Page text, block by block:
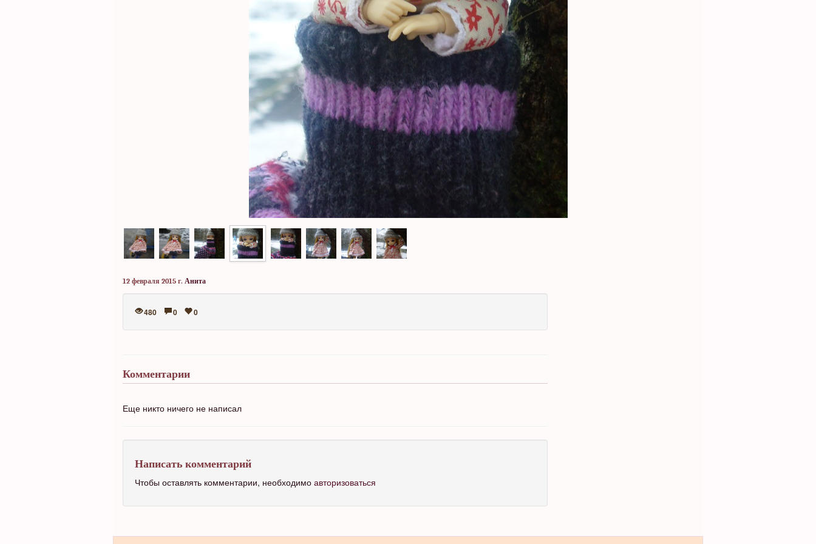
12 февраля 2015 г. Анита
480 0 0
Комментарии
Еще никто ничего не написал
Написать комментарий
Чтобы оставлять комментарии, необходимо авторизоваться